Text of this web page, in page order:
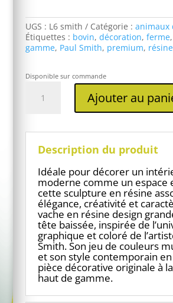
UGS : L6 smith Catégorie : animaux
Étiquettes : bovin, décoration, ferme,
gamme, Paul Smith, premium, résine
Disponible sur commande
basse
Smith
Ajouter au
Description du produit
Idéale pour décorer un
moderne comme un espace
cette sculpture en résine
élégance, créativité et
vache en résine design
tête baissée, inspirée de
graphique et coloré de
Smith. Son jeu de couleurs
et son style contemporain
pièce décorative originale à
haut de gamme.